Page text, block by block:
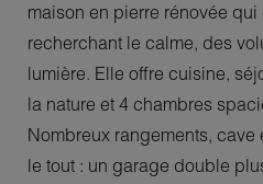
maison en pierre rénovée
recherchant le calme, des
lumière. Elle offre cuisine,
la nature et 4 chambres
Nombreux rangements, cave
le tout : un garage double